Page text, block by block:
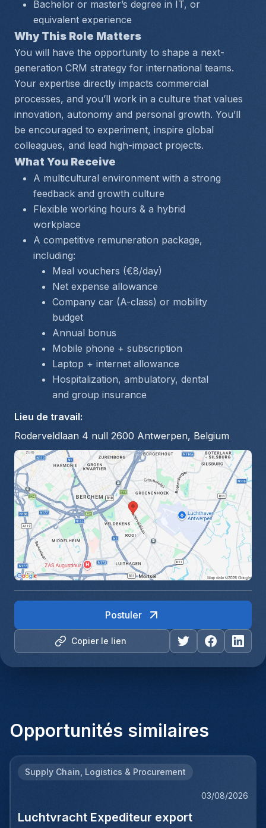
Bachelor or master’s degree in IT, or
equivalent experience
Why This Role Matters
You will have the opportunity to shape a next-
generation CRM strategy for international teams.
Your expertise directly impacts commercial
processes, and you’ll work in a culture that values
innovation, autonomy and personal growth. You’ll
be encouraged to experiment, inspire global
colleagues, and lead high-impact projects.
What You Receive
A multicultural environment with a strong
feedback and growth culture
Flexible working hours & a hybrid
workplace
A competitive remuneration package,
including:
Meal vouchers (€8/day)
Net expense allowance
Company car (A-class) or mobility
budget
Annual bonus
Mobile phone + subscription
Laptop + internet allowance
Hospitalization, ambulatory, dental
and group insurance
Lieu de travail:
Roderveldlaan 4 null 2600 Antwerpen, Belgium
Copier le lien
Postuler
Opportunités similaires
Supply Chain, Logistics & Procurement
03/08/2026
Luchtvracht Expediteur export